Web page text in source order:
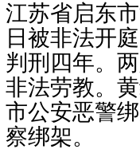
江苏省启东
日被非法开
判刑四年。
非法劳教。
市公安恶警
察绑架。